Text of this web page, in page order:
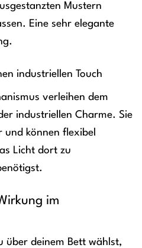
Mustern
Eine sehr elegante
industriellen Touch
verleihen dem
industriellen Charme. Sie
können flexibel
Licht dort zu
im
über deinem Bett wählst,